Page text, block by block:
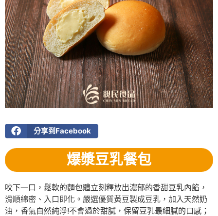
分享到Facebook
爆漿豆乳餐包
咬下一口，鬆軟的麵包體立刻釋放出濃郁的香甜豆乳內餡，
滑順綿密、入口即化。嚴選優質黃豆製成豆乳，加入天然奶
油，香氣自然純淨!不會過於甜膩，保留豆乳最細膩的口感；